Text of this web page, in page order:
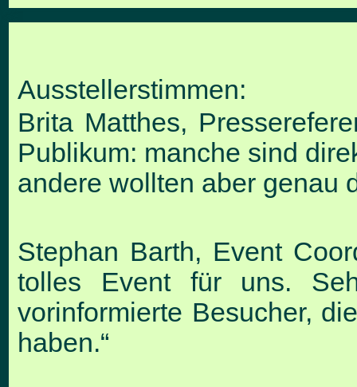
Ausstellerstimmen:
Brita Matthes,
Publikum: manche sind
andere wollten aber genau
Stephan Barth, Event
tolles Event für uns.
vorinformierte Besucher,
haben.“